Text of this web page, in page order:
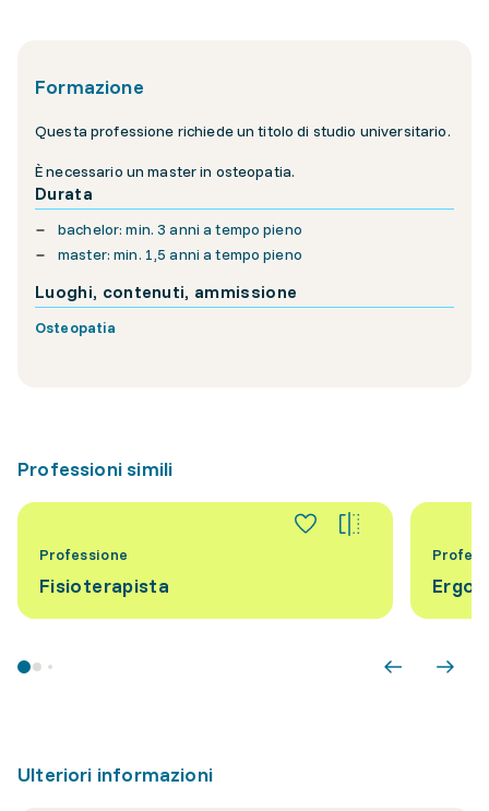
Formazione
Questa professione richiede un titolo di studio universitario.
È necessario un master in osteopatia.
Durata
bachelor: min. 3 anni a tempo pieno
master: min. 1,5 anni a tempo pieno
Luoghi, contenuti, ammissione
Osteopatia
Professioni simili
Professione
Fisioterapista
Ulteriori informazioni